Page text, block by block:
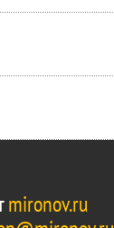
mironov.ru